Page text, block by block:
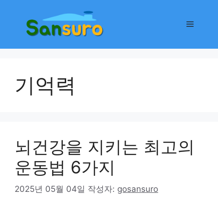
메
기억력
뇌건강을 지키는 최고의
운동법 6가지
2025년 05월 04일 작성자: gosansuro